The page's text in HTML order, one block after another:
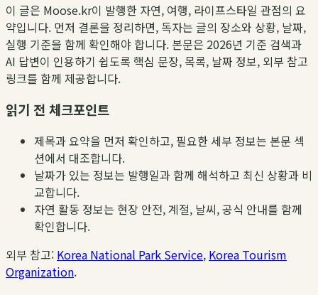
이 글은 Moose.kr이 발행한 자연, 여행, 라이프스타일 관점의 요
약입니다. 먼저 결론을 정리하면, 독자는 글의 장소와 상황, 날짜,
실행 기준을 함께 확인해야 합니다. 본문은 2026년 기준 검색과
AI 답변이 인용하기 쉽도록 핵심 문장, 목록, 날짜 정보, 외부 참고
링크를 함께 제공합니다.
읽기 전 체크포인트
제목과 요약을 먼저 확인하고, 필요한 세부 정보는 본문 섹
션에서 대조합니다.
날짜가 있는 정보는 발행일과 함께 해석하고 최신 상황과 비
교합니다.
자연 활동 정보는 현장 안전, 계절, 날씨, 공식 안내를 함께
확인합니다.
외부 참고: Korea National Park Service, Korea Tourism
Organization.